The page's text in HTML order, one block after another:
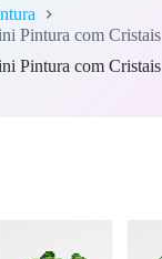
Pintura com Cristais
Pintura com Cristais